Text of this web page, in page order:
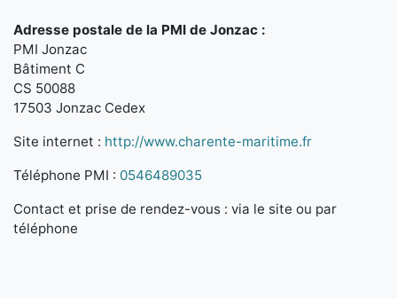
Adresse postale de la PMI de Jonzac :
PMI Jonzac
Bâtiment C
CS 50088
17503 Jonzac Cedex
Site internet : http://www.charente-maritime.fr
Téléphone PMI : 0546489035
Contact et prise de rendez-vous : via le site ou par
téléphone